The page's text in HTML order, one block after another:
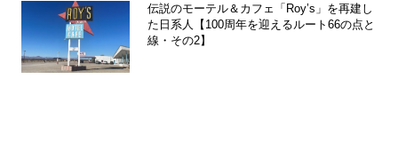
伝説のモーテル＆カフェ「Roy’s」を再建し
た日系人【100周年を迎えるルート66の点と
線・その2】